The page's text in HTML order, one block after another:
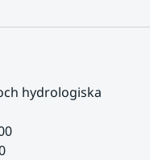
hydrologiska